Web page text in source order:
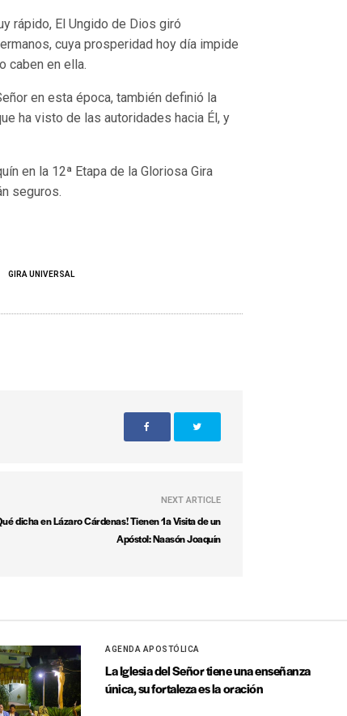
rápido, El Ungido de Dios giró
cuya prosperidad hoy día impide
caben en ella.
en esta época, también definió la
ha visto de las autoridades hacia Él, y
en la 12ª Etapa de la Gloriosa Gira
seguros.
GIRA UNIVERSAL
NEXT ARTICLE
dicha en Lázaro Cárdenas! Tienen 1a Visita de un
Apóstol: Naasón Joaquín
AGENDA APOSTÓLICA
La Iglesia del Señor tiene una enseñanza
única, su fortaleza es la oración